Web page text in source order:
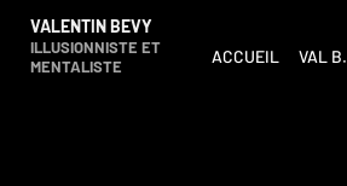
VALENTIN BEVY
ILLUSIONNISTE ET
MENTALISTE
ACCUEIL VAL B.